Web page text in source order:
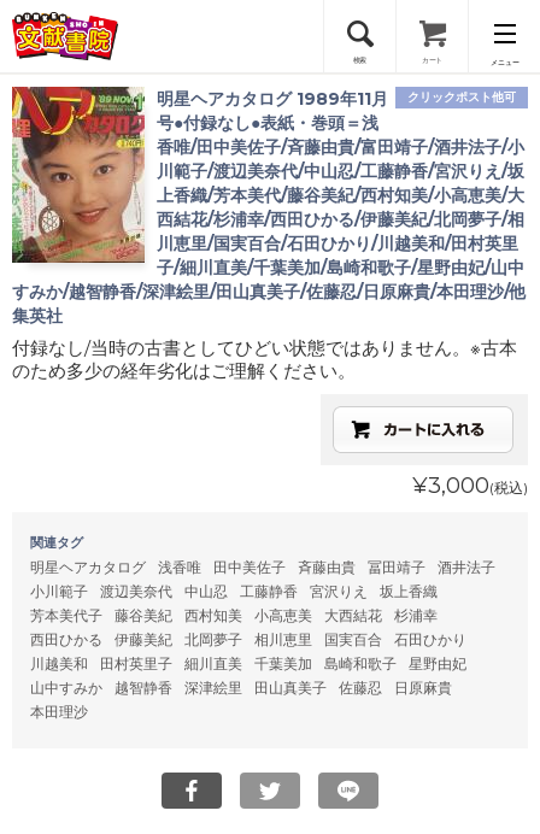
検索 カート メニュー
会員登録
ログイン
クリックポスト他可
明星ヘアカタログ 1989年11月
号●付録なし●表紙・巻頭＝浅
香唯/田中美佐子/斉藤由貴/富田靖子/酒井法子/小
川範子/渡辺美奈代/中山忍/工藤静香/宮沢りえ/坂
上香織/芳本美代/藤谷美紀/西村知美/小高恵美/大
西結花/杉浦幸/西田ひかる/伊藤美紀/北岡夢子/相
川恵里/国実百合/石田ひかり/川越美和/田村英里
子/細川直美/千葉美加/島崎和歌子/星野由妃/山中
すみか/越智静香/深津絵里/田山真美子/佐藤忍/日原麻貴/本田理沙/他
集英社
付録なし/当時の古書としてひどい状態ではありません。※古本
のため多少の経年劣化はご理解ください。
¥3,000(税込)
関連タグ
明星ヘアカタログ 浅香唯 田中美佐子 斉藤由貴 冨田靖子
酒井法子
小川範子
渡辺美奈代 中山忍 工藤静香 宮沢りえ
坂上香織
芳本美代子
藤谷美紀 西村知美 小高恵美 大西結花
杉浦幸
西田ひかる
伊藤美紀 北岡夢子 相川恵里 国実百合
石田ひかり
川越美和
田村英里子 細川直美 千葉美加 島崎和歌子
星野由妃
山中すみか
越智静香 深津絵里 田山真美子 佐藤忍
日原麻貴
本田理沙